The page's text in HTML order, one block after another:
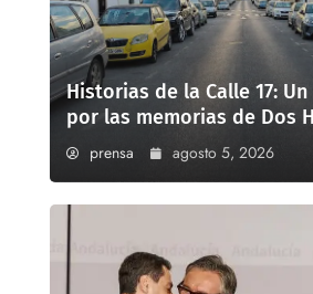
Historias de la Calle 17:
por las memorias de Dos
prensa agosto 5, 2026